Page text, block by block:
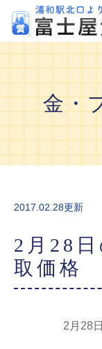
金・
2017.02.28更新
2月28
取価格
2月28